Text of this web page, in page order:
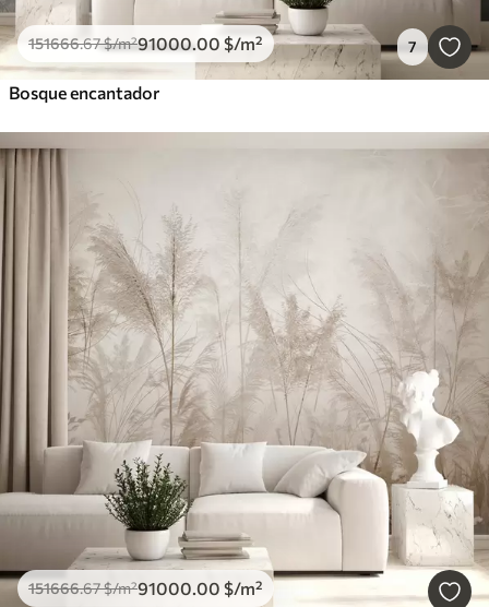
151666.67$/m²91000.00 $/m² 7
Bosque encantador
151666.67$/m²91000.00 $/m²